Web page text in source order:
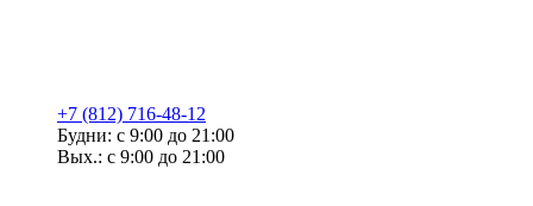
+7 (812) 716-48-12
Будни: с 9:00 до 21:00
Вых.: с 9:00 до 21:00